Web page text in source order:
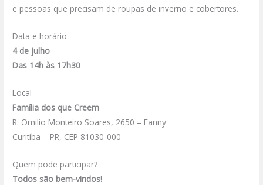
e pessoas que precisam de roupas de inverno e cobertores.
Data e horário
4 de julho
Das 14h às 17h30
Local
Família dos que Creem
R. Omilio Monteiro Soares, 2650 – Fanny
Curitiba – PR, CEP 81030-000
Quem pode participar?
Todos são bem-vindos!